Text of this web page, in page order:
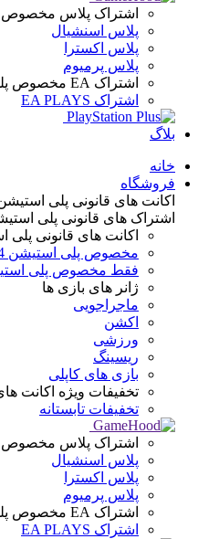
اشتراک پلاس مخصوص
پلاس اسنشیال
پلاس اکسترا
پلاس پرمیوم
اشتراک EA
مخصوص پلی
اشتراک EA PLAYS
بلاگ
Menu
خانه
فروشگاه
اکانت های قانونی پلی استیشن 4 و
اشتراک های قانونی پلی استیشن
اکانت های قانونی پلی
مخصوص پلی استیشن 4 و 5
فقط مخصوص پلی
ژانر های بازی ها
ماجراجویی
اکشن
ورزشی
ریسینگ
بازی های کاپلی
تخفیفات ویژه اکانت
تخفیفات تابستانه
اشتراک پلاس مخصوص
پلاس اسنشیال
پلاس اکسترا
پلاس پرمیوم
اشتراک EA
مخصوص پلی
اشتراک EA PLAYS